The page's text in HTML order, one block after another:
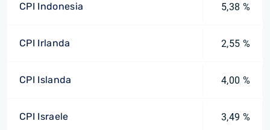
CPI Indonesia 5,38 %
CPI Irlanda 2,55 %
CPI Islanda 4,00 %
CPI Israele 3,49 %